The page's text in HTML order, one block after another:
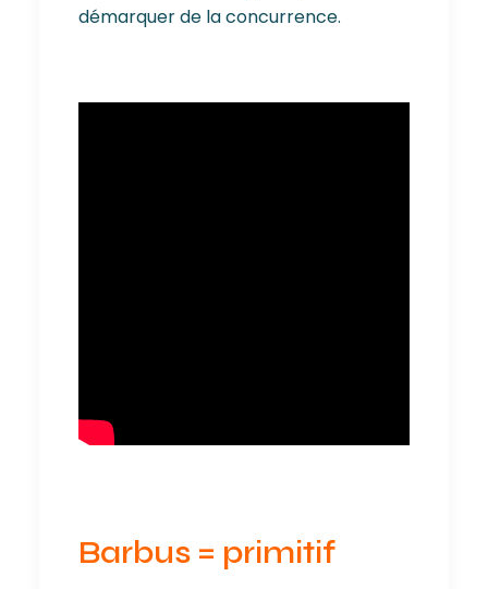
démarquer de la concurrence.
Barbus = primitif